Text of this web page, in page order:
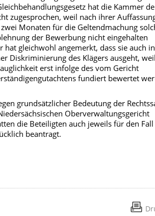
hat die Kammer
zugesprochen, weil nach ihrer
Monaten für die Geltendmachung
der Bewerbung nicht eingehalten
hat gleichwohl angemerkt, dass sie auch
Diskriminierung des Klägers ausgeht,
erst infolge des vom Gericht
fundiert bewertet
grundsätzlicher Bedeutung der
Oberverwaltungsgericht
die Beteiligten auch jeweils für den
beantragt.